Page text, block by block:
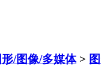
形/图像/多媒体>